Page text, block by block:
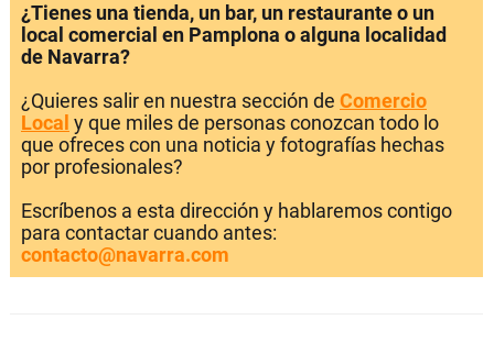
¿Tienes una tienda, un bar, un restaurante o un
local comercial en Pamplona o alguna localidad
de Navarra?
¿Quieres salir en nuestra sección de Comercio
Local y que miles de personas conozcan todo lo
que ofreces con una noticia y fotografías hechas
por profesionales?
Escríbenos a esta dirección y hablaremos contigo
para contactar cuando antes:
contacto@navarra.com